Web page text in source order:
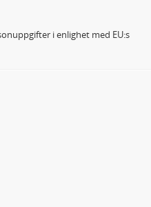
i enlighet med EU:s